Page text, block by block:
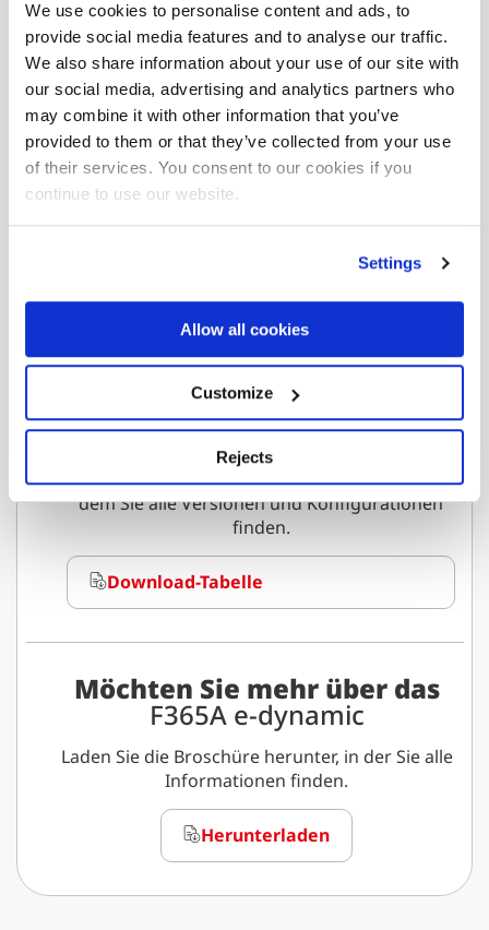
We use cookies to personalise content and ads, to
provide social media features and to analyse our traffic.
We also share information about your use of our site with
our social media, advertising and analytics partners who
may combine it with other information that you’ve
provided to them or that they’ve collected from your use
of their services. You consent to our cookies if you
continue to use our website.
Settings
Allow all cookies
Customize
Rejects
Downloadbereich
Maximale hydraulische
Reichweite
Laden Sie das vollständige Blatt herunter, auf
dem Sie alle Versionen und Konfigurationen
finden.
Download-Tabelle
Möchten Sie mehr über das
F365A e-dynamic
Laden Sie die Broschüre herunter, in der Sie alle
Informationen finden.
Herunterladen